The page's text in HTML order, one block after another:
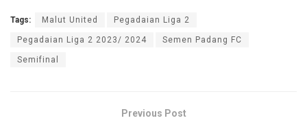
Tags: Malut United Pegadaian Liga 2
Pegadaian Liga 2 2023/ 2024 Semen Padang FC
Semifinal
Previous Post